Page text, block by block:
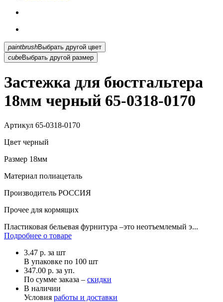
paintbrush
Выбрать другой цвет
cubeВыбрать другой размер
Застежка для бюстгальтера
18мм черный 65-0318-0170
Артикул 65-0318-0170
Цвет черный
Размер 18мм
Материал полиацеталь
Производитель РОССИЯ
Прочее для кормящих
Пластиковая бельевая фурнитура –это неотъемлемый э...
Подробнее о товаре
3.47 р. за шт
В упаковке по 100 шт
347.00 р. за уп.
По сумме заказа – скидки
В наличии
Условия работы и доставки